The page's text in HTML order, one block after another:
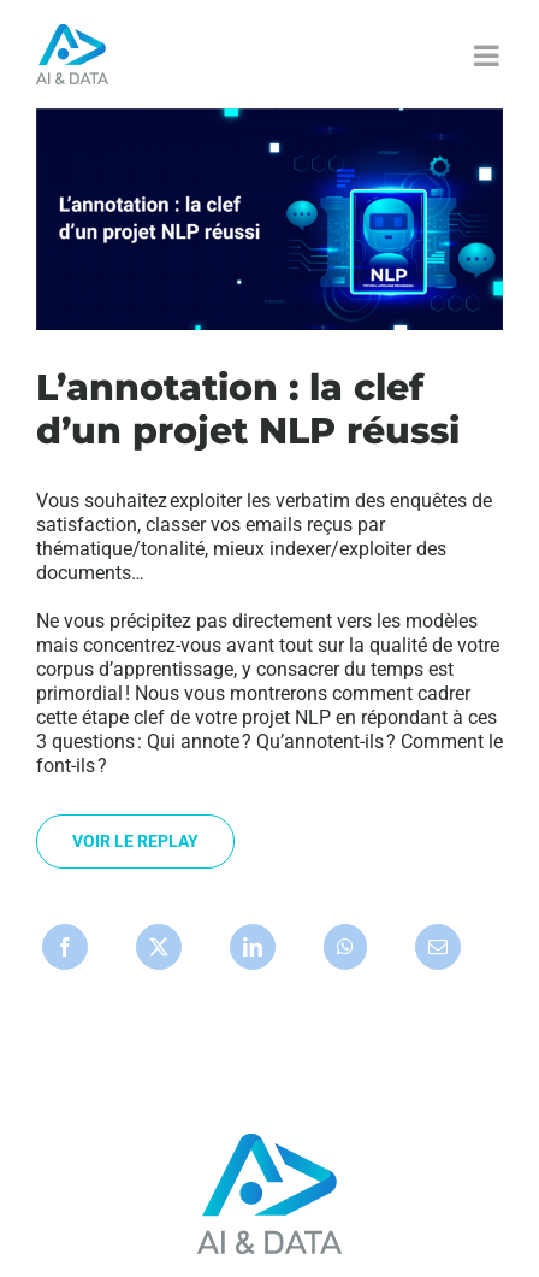
contenu
L’annotation : la clef
d’un projet NLP réussi
Vous souhaitez exploiter les verbatim des enquêtes de
satisfaction, classer vos emails reçus par
thématique/tonalité, mieux indexer/exploiter des
documents…
Ne vous précipitez pas directement vers les modèles
mais concentrez-vous avant tout sur la qualité de votre
corpus d’apprentissage, y consacrer du temps est
primordial ! Nous vous montrerons comment cadrer
cette étape clef de votre projet NLP en répondant à ces
3 questions : Qui annote ? Qu’annotent-ils ? Comment le
font-ils ?
VOIR LE REPLAY